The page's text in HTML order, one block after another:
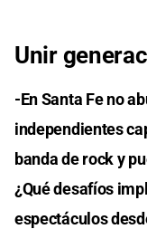
Unir
-En Santa Fe no
independientes
banda de rock y
¿Qué desafíos
espectáculos